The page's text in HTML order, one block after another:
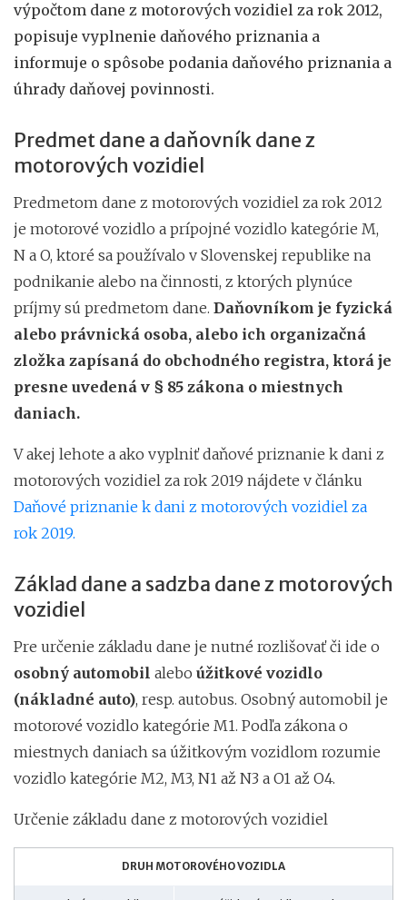
výpočtom dane z motorových vozidiel za rok 2012,
popisuje vyplnenie daňového priznania a
informuje o spôsobe podania daňového priznania a
úhrady daňovej povinnosti.
Predmet dane a daňovník dane z
motorových vozidiel
Predmetom dane z motorových vozidiel za rok 2012
je motorové vozidlo a prípojné vozidlo kategórie M,
N a O, ktoré sa používalo v Slovenskej republike na
podnikanie alebo na činnosti, z ktorých plynúce
príjmy sú predmetom dane. Daňovníkom je fyzická
alebo právnická osoba, alebo ich organizačná
zložka zapísaná do obchodného registra, ktorá je
presne uvedená v § 85 zákona o miestnych
daniach.
V akej lehote a ako vyplniť daňové priznanie k dani z
motorových vozidiel za rok 2019 nájdete v článku
Daňové priznanie k dani z motorových vozidiel za
rok 2019.
Základ dane a sadzba dane z motorových
vozidiel
Pre určenie základu dane je nutné rozlišovať či ide o
osobný automobil alebo úžitkové vozidlo
(nákladné auto), resp. autobus. Osobný automobil je
motorové vozidlo kategórie M1. Podľa zákona o
miestnych daniach sa úžitkovým vozidlom rozumie
vozidlo kategórie M2, M3, N1 až N3 a O1 až O4.
Určenie základu dane z motorových vozidiel
DRUH MOTOROVÉHO VOZIDLA